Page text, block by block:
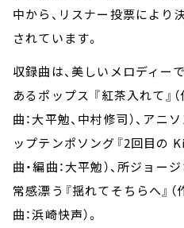
中から、リスナー投票により
されています。
収録曲は、美しいメロディー
あるポップス 『紅茶入れて』
曲：大平勉、中村修司）、ア
ップテンポソング『2回目の
曲・編曲：大平勉）、所ジョー
常感漂う『揺れてそちらへ』
曲：浜崎快声）。